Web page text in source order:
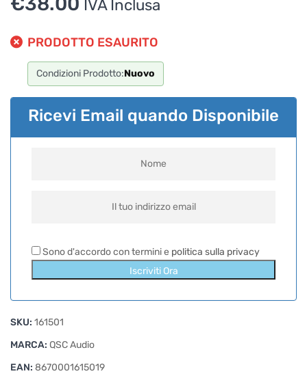
IVA Inclusa
PRODOTTO ESAURITO
Condizioni Prodotto:Nuovo
Ricevi Email quando Disponibile
Sono d'accordo con termini e politica sulla privacy
Iscriviti Ora
SKU: 161501
MARCA: QSC Audio
EAN: 8670001615019